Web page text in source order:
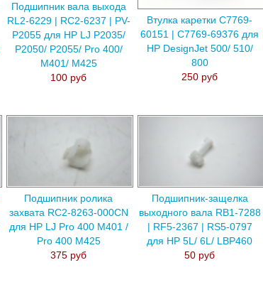
Подшипник вала выхода
RL2-6229 | RC2-6237 | PV-
P2055 для HP LJ P2035/
P2050/ P2055/ Pro 400/
M401/ M425
100 руб
Втулка каретки C7769-
60151 | C7769-69376 для
HP DesignJet 500/ 510/
800
250 руб
Подшипник ролика
захвата RC2-8263-000CN
для HP LJ Pro 400 M401 /
Pro 400 M425
375 руб
Подшипник-защелка
выходного вала RB1-7288
| RF5-2367 | RS5-0797
для HP 5L/ 6L/ LBP460
50 руб